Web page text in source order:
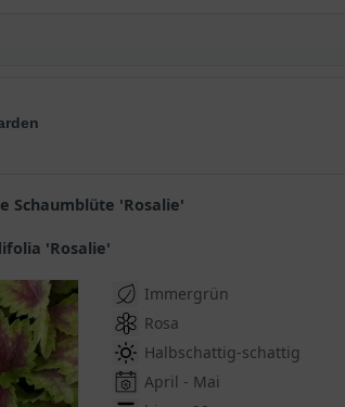
Schaumblüte 'Rosalie'
'Rosalie'
Immergrün
Rosa
Halbschattig-schattig
April - Mai